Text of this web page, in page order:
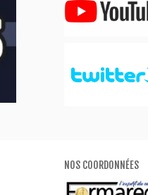
NOS COORDONNÉES